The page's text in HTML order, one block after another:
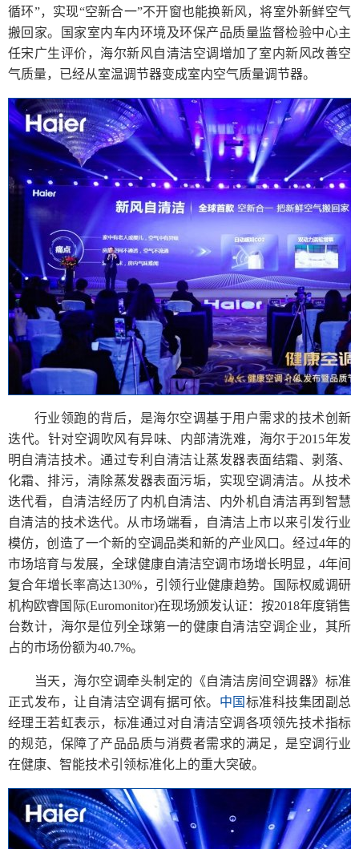
循环”，实现“空新合一”不开窗也能换新风，将室外新鲜空气
搬回家。国家室内车内环境及环保产品质量监督检验中心主
任宋广生评价，海尔新风自清洁空调增加了室内新风改善空
气质量，已经从室温调节器变成室内空气质量调节器。
行业领跑的背后，是海尔空调基于用户需求的技术创新
迭代。针对空调吹风有异味、内部清洗难，海尔于2015年发
明自清洁技术。通过专利自清洁让蒸发器表面结霜、剥落、
化霜、排污，清除蒸发器表面污垢，实现空调清洁。从技术
迭代看，自清洁经历了内机自清洁、内外机自清洁再到智慧
自清洁的技术迭代。从市场端看，自清洁上市以来引发行业
模仿，创造了一个新的空调品类和新的产业风口。经过4年的
市场培育与发展，全球健康自清洁空调市场增长明显，4年间
复合年增长率高达130%，引领行业健康趋势。国际权威调研
机构欧睿国际(Euromonitor)在现场颁发认证：按2018年度销售
台数计，海尔是位列全球第一的健康自清洁空调企业，其所
占的市场份额为40.7%。
当天，海尔空调牵头制定的《自清洁房间空调器》标准
正式发布，让自清洁空调有据可依。 中国 标准科技集团副总
经理王若虹表示，标准通过对自清洁空调各项领先技术指标
的规范，保障了产品品质与消费者需求的满足，是空调行业
在健康、智能技术引领标准化上的重大突破。